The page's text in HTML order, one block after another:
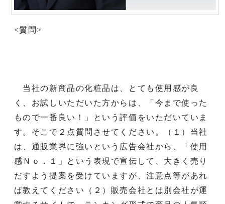
<質問>
当社の新商品の化粧品は、とても使用感が良
く、お試しいただいた方からは、「今まで使った
もので一番良い！」という評価をいただいていま
す。そこで２点質問させてください。（１）当社
は、通販業界に強いという広告会社から、「使用
感Ｎｏ．１」という表現で宣伝して、大きく売り
だすよう提案を受けていますが、注意点等があれ
ば教えてください（２）販売会社とは別会社が運